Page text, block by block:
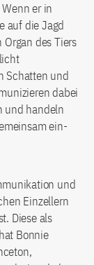
er in
auf die Jagd
des Tiers
Schatten und
dabei
und handeln
ein-
und
Einzellern
Diese als
Bonnie